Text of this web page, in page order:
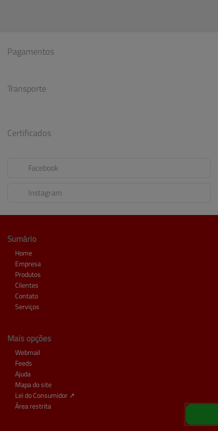
Pagamentos
Transporte
Certificados
Facebook
Instagram
Sumário
Home
Empresa
Produtos
Clientes
Contato
Serviços
Mais opções
Webmail
Feeds
Ajuda
Mapa do site
Lei do Consumidor ↗
Área restrita